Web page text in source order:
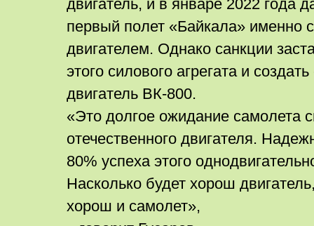
двигатель, и в январе 2022 года
первый полет «Байкала» именно
двигателем. Однако санкции
этого силового агрегата и
двигатель ВК-800.
«Это долгое ожидание самолета
отечественного двигателя.
80% успеха этого
Насколько будет хорош
хорош и самолет»,